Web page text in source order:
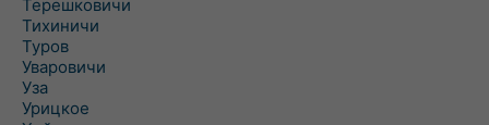
Терешковичи
Тихиничи
Туров
Уваровичи
Уза
Урицкое